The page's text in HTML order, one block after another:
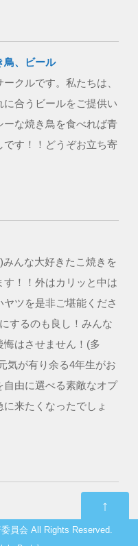
鳥、ビール
クルです。私たちは、
合うビールをご提供い
な焼き鳥を食べれば青
す！！どうぞお立ち寄
んな大好きたこ焼きを
す！！外はカリッと中は
ツを是非ご堪能くださ
するのも良し！みんな
はさせません！(多
気が有り余る4年生がお
由に選べる素敵なオプ
来たくなったでしょ
↑
員会 All Rights Reserved.